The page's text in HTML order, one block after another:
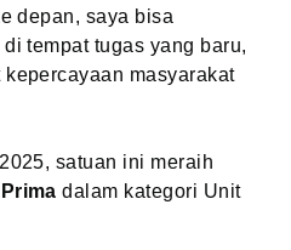
depan, saya bisa
tempat tugas yang baru,
masyarakat
satuan ini meraih
dalam kategori Unit